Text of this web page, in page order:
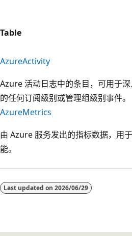
Table
AzureActivity
Azure 活动日志中的条目，可用于
的任何订阅级别或管理组级别事件。
AzureMetrics
由 Azure 服务发出的指标数据，用
能。
模
禁
Last updated on 2026/06/29